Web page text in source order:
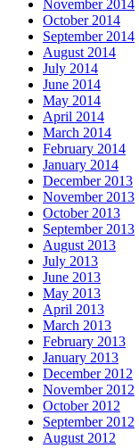
November 2014
October 2014
September 2014
August 2014
July 2014
June 2014
May 2014
April 2014
March 2014
February 2014
January 2014
December 2013
November 2013
October 2013
September 2013
August 2013
July 2013
June 2013
May 2013
April 2013
March 2013
February 2013
January 2013
December 2012
November 2012
October 2012
September 2012
August 2012